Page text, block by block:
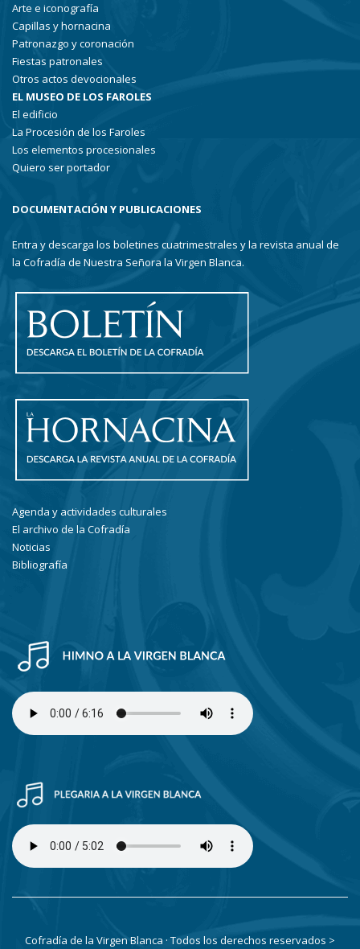
Arte e iconografía
Capillas y hornacina
Patronazgo y coronación
Fiestas patronales
Otros actos devocionales
EL MUSEO DE LOS FAROLES
El edificio
La Procesión de los Faroles
Los elementos procesionales
Quiero ser portador
DOCUMENTACIÓN Y PUBLICACIONES
Entra y descarga los boletines cuatrimestrales y la revista anual de
la Cofradía de Nuestra Señora la Virgen Blanca.
Agenda y actividades culturales
El archivo de la Cofradía
Noticias
Bibliografía
Cofradía de la Virgen Blanca · Todos los derechos reservados >